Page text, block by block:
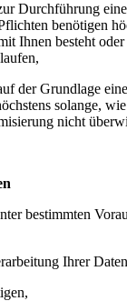
Durchführung
benötigen
Ihnen besteht
der Grundlage
solange,
nicht
bestimmten
Ihrer